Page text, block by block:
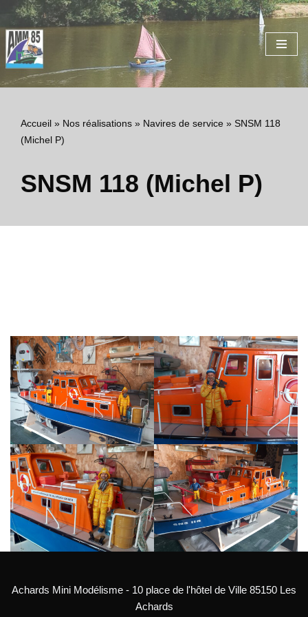
Aller
au
contenu
Accueil » Nos réalisations » Navires de service » SNSM 118
(Michel P)
SNSM 118 (Michel P)
Achards Mini Modélisme - 10 place de l'hôtel de Ville 85150 Les
Achards